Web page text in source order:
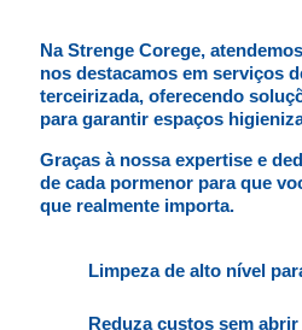
Na Strenge Corege,
nos destacamos em serviços
terceirizada, oferecendo
para garantir espaços
Graças à nossa expertise e
de cada pormenor para que
que realmente importa.
Limpeza de alto nível
Reduza custos sem